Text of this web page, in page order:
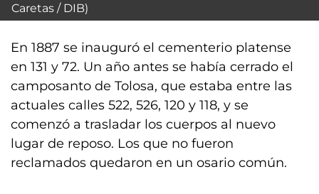
Caretas / DIB)
En 1887 se inauguró el cementerio platense
en 131 y 72. Un año antes se había cerrado el
camposanto de Tolosa, que estaba entre las
actuales calles 522, 526, 120 y 118, y se
comenzó a trasladar los cuerpos al nuevo
lugar de reposo. Los que no fueron
reclamados quedaron en un osario común.